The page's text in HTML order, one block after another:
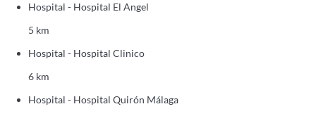
Hospital - Hospital El Angel
5 km
Hospital - Hospital Clinico
6 km
Hospital - Hospital Quirón Málaga